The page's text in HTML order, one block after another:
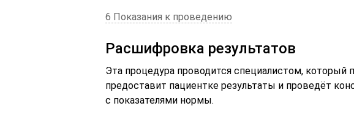
6 Показания к проведению
Расшифровка результатов
Эта процедура проводится специалистом, который
предоставит пациентке результаты и проведёт
с показателями нормы.